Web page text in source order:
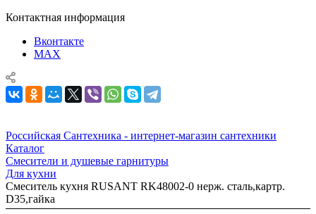
Контактная информация
Вконтакте
MAX
Российская Сантехника - интернет-магазин сантехники
Каталог
Смесители и душевые гарнитуры
Для кухни
Смеситель кухня RUSANT RK48002-0 нерж. сталь,картр.
D35,гайка